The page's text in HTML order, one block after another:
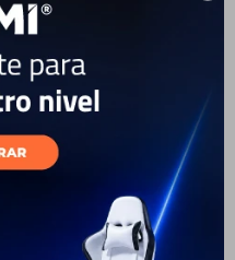
Auriculares Inalámbricos
Mondo Freestyle M1202